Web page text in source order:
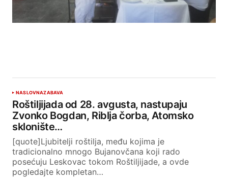
NASLOVNAZABAVA
Roštiljijada od 28. avgusta, nastupaju
Zvonko Bogdan, Riblja čorba, Atomsko
sklonište…
[quote]Ljubitelji roštilja, među kojima je
tradicionalno mnogo Bujanovčana koji rado
posećuju Leskovac tokom Roštiljijade, a ovde
pogledajte kompletan…